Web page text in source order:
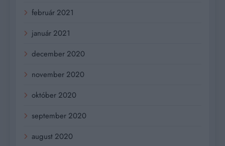
február 2021
január 2021
december 2020
november 2020
október 2020
september 2020
august 2020